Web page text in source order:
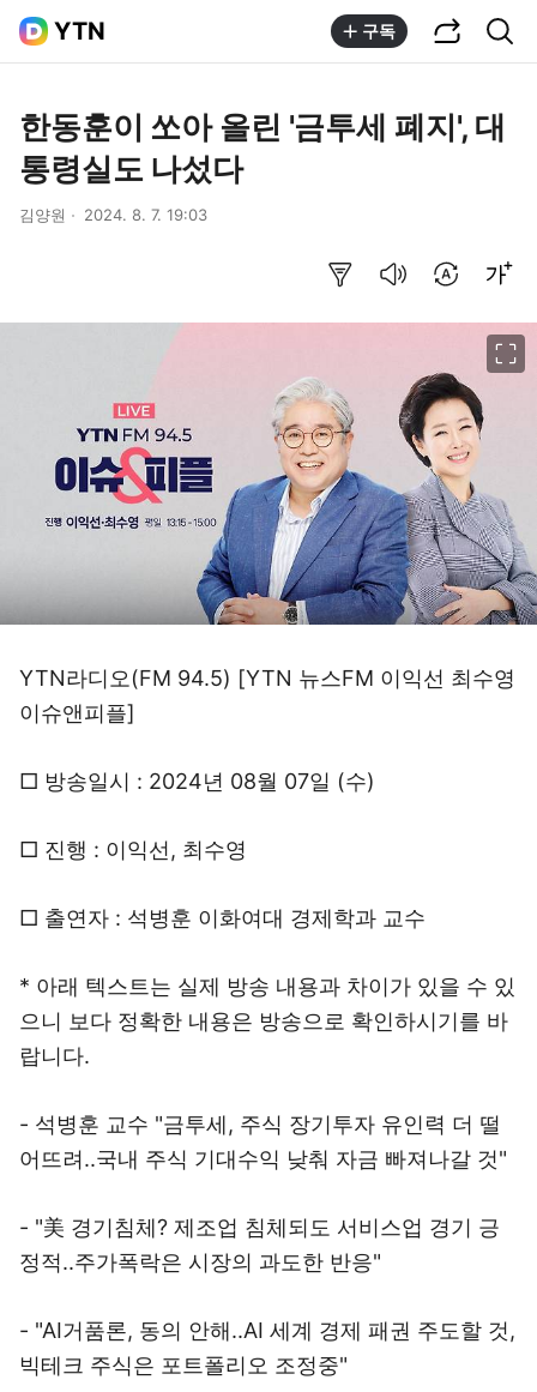
YTN 구독
한동훈이 쏘아 올린 '금투세 폐지', 대
통령실도 나섰다
김양원 2024. 8. 7. 19:03
YTN라디오(FM 94.5) [YTN 뉴스FM 이익선 최수영
이슈앤피플]
□ 방송일시 : 2024년 08월 07일 (수)
□ 진행 : 이익선, 최수영
□ 출연자 : 석병훈 이화여대 경제학과 교수
* 아래 텍스트는 실제 방송 내용과 차이가 있을 수 있
으니 보다 정확한 내용은 방송으로 확인하시기를 바
랍니다.
- 석병훈 교수 "금투세, 주식 장기투자 유인력 더 떨
어뜨려..국내 주식 기대수익 낮춰 자금 빠져나갈 것"
- "美 경기침체? 제조업 침체되도 서비스업 경기 긍
정적..주가폭락은 시장의 과도한 반응"
- "AI거품론, 동의 안해..AI 세계 경제 패권 주도할 것,
빅테크 주식은 포트폴리오 조정중"